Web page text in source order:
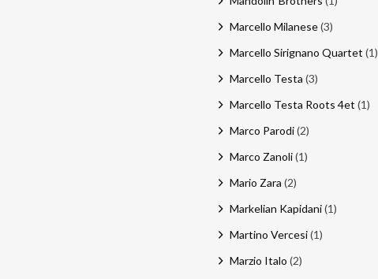
Marcello Milanese(3)
Marcello Sirignano Quartet (1)
Marcello Testa (3)
Marcello Testa Roots 4et (1)
Marco Parodi(2)
Marco Zanoli(1)
Mario Zara (2)
Markelian Kapidani(1)
Martino Vercesi(1)
Marzio Italo (2)